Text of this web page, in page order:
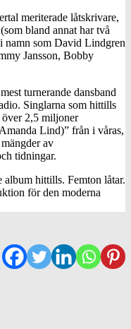
meriterade låtskrivare,
bland annat har två
som David Lindgren
Jansson, Bobby
turnerande dansband
Singlarna som hittills
över 2,5 miljoner
Lind)” från i våras,
av
tidningar.
album hittills. Femton låtar.
för den moderna